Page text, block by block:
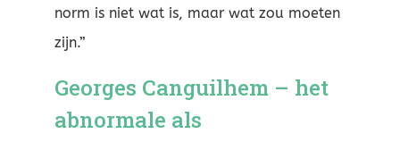
norm is niet wat is, maar wat zou moeten
zijn.”
Georges Canguilhem – het
abnormale als